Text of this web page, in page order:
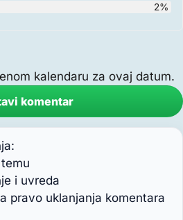
2%
kalendaru za ovaj datum.
komentar
i uvreda
pravo uklanjanja komentara